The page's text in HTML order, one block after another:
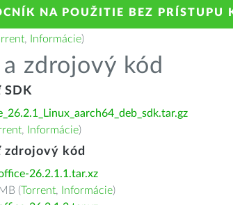
NA POUŽITIE BEZ PRÍSTUPU
, Informácie)
zdrojový kód
SDK
, Informácie)
zdrojový kód
26.2.1.1.tar.xz
(Torrent, Informácie)